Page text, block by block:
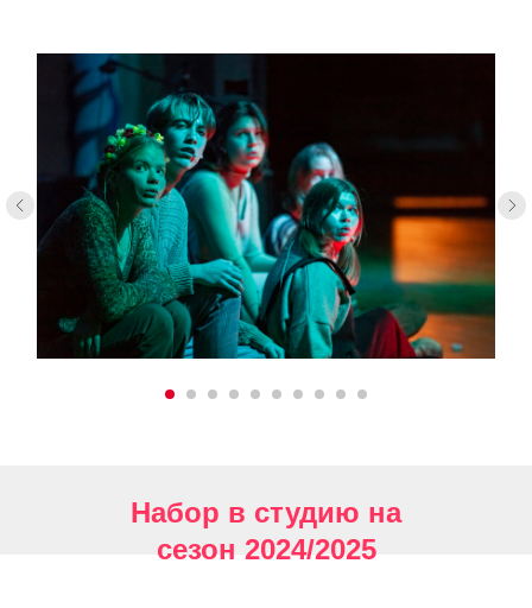
Набор в студию на
сезон 2024/2025